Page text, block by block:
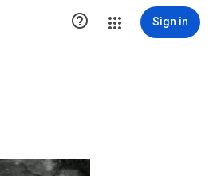
 Sign in